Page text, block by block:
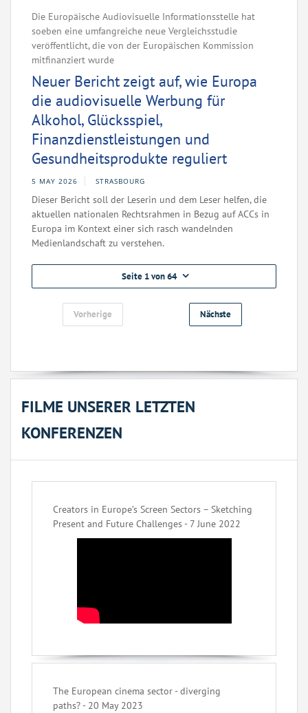
Die Europäische Audiovisuelle Informationsstelle hat
soeben eine umfangreiche neue Vergleichsstudie
veröffentlicht, die von der Europäischen Kommission
mitfinanziert wurde
Neuer Bericht zeigt auf, wie Europa
die audiovisuelle Werbung für
Alkohol, Glücksspiel,
Finanzdienstleistungen und
Gesundheitsprodukte reguliert
5 MAY 2026 STRASBOURG
Dieser Bericht soll der Leserin und dem Leser helfen, die
aktuellen nationalen Rechtsrahmen in Bezug auf ACCs in
Europa im Kontext einer sich rasch wandelnden
Medienlandschaft zu verstehen.
Seite 1 von 64
Vorherige Nächste
FILME UNSERER LETZTEN
KONFERENZEN
Creators in Europe’s Screen Sectors – Sketching
Present and Future Challenges - 7 June 2022
The European cinema sector - diverging
paths? - 20 May 2023